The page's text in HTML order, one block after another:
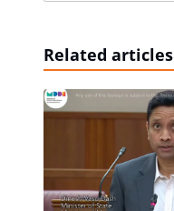
Related articles